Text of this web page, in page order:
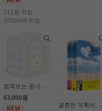
711원 적립
100point 적립
63,000원
결혼은 계획이다(전2권세트) - 이지연